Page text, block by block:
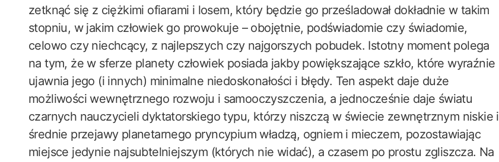
zetknąć się z ciężkimi ofiarami i losem, który będzie go prześladował dokładnie w takim
stopniu, w jakim człowiek go prowokuje – obojętnie, podświadomie czy świadomie,
celowo czy niechcący, z najlepszych czy najgorszych pobudek. Istotny moment polega
na tym, że w sferze planety człowiek posiada jakby powiększające szkło, które wyraźnie
ujawnia jego (i innych) minimalne niedoskonałości i błędy. Ten aspekt daje duże
możliwości wewnętrznego rozwoju i samooczyszczenia, a jednocześnie daje światu
czarnych nauczycieli dyktatorskiego typu, którzy niszczą w świecie zewnętrznym niskie i
średnie przejawy planetarnego pryncypium władzą, ogniem i mieczem, pozostawiając
miejsce jedynie najsubtelniejszym (których nie widać), a czasem po prostu zgliszcza. Na